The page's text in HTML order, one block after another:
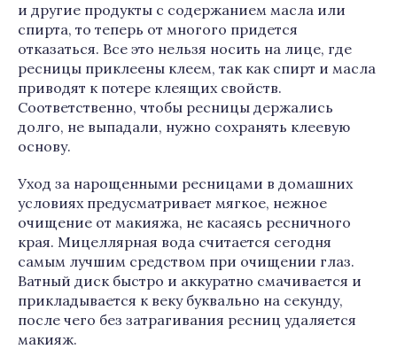
и другие продукты с содержанием масла или
спирта, то теперь от многого придется
отказаться. Все это нельзя носить на лице, где
ресницы приклеены клеем, так как спирт и масла
приводят к потере клеящих свойств.
Соответственно, чтобы ресницы держались
долго, не выпадали, нужно сохранять клеевую
основу.
Уход за нарощенными ресницами в домашних
условиях предусматривает мягкое, нежное
очищение от макияжа, не касаясь ресничного
края. Мицеллярная вода считается сегодня
самым лучшим средством при очищении глаз.
Ватный диск быстро и аккуратно смачивается и
прикладывается к веку буквально на секунду,
после чего без затрагивания ресниц удаляется
макияж.